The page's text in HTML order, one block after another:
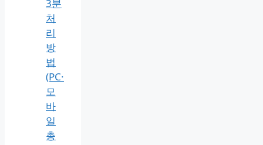
3분
처
리
방
법
(PC·
모
바
일
총